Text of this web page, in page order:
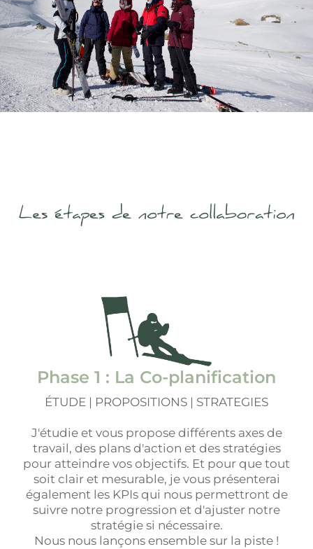
Phase 1 : La Co-planification
ÉTUDE | PROPOSITIONS | STRATEGIES
J'étudie et vous propose différents axes de
travail, des plans d'action et des stratégies
pour atteindre vos objectifs. Et pour que tout
soit clair et mesurable, je vous présenterai
également les KPIs qui nous permettront de
suivre notre progression et d'ajuster notre
stratégie si nécessaire.
Nous nous lançons ensemble sur la piste !